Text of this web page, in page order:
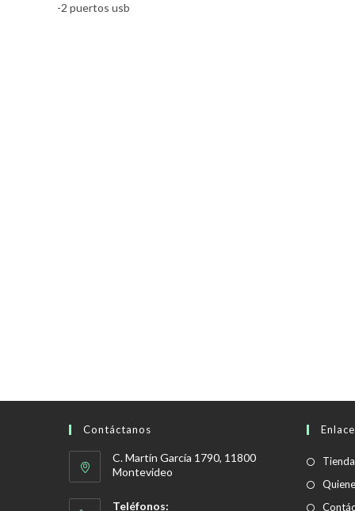
-2 puertos usb
Contáctanos
C. Martín García 1790, 11800
Montevideo
Teléfonos:
Tienda